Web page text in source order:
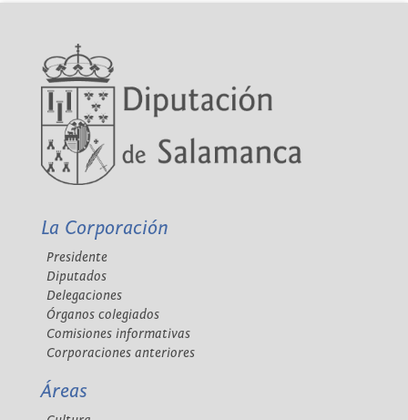
La Corporación
Presidente
Diputados
Delegaciones
Órganos colegiados
Comisiones informativas
Corporaciones anteriores
Áreas